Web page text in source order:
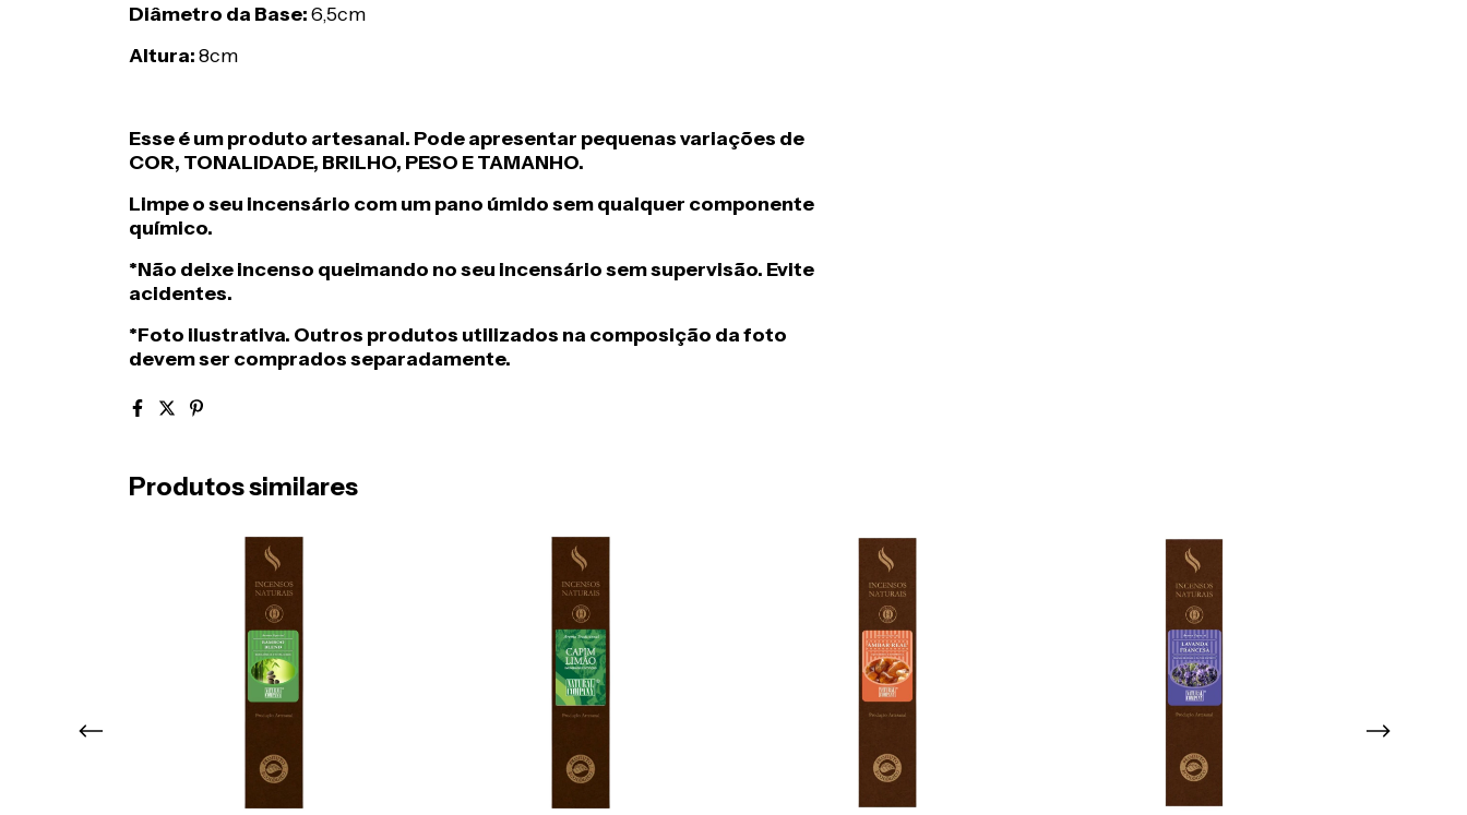
Diâmetro da Base:6,5cm
Altura:8cm
Esse é um produto artesanal. Pode apresentar pequenas variações de
COR, TONALIDADE, BRILHO, PESO E TAMANHO.
Limpe o seu incensário com um pano úmido sem qualquer componente
químico.
*Não deixe incenso queimando no seu incensário sem supervisão. Evite
acidentes.
*Foto ilustrativa. Outros produtos utilizados na composição da foto
devem ser comprados separadamente.
Produtos similares